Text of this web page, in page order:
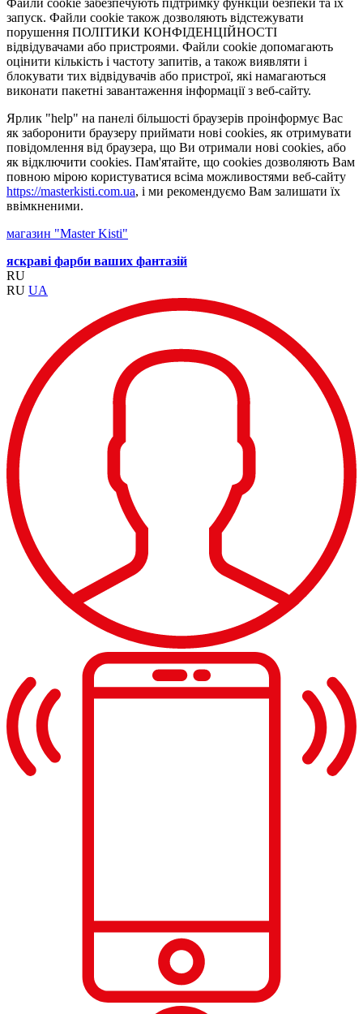
Файли cookie забезпечують підтримку функцій безпеки та їх
запуск. Файли cookie також дозволяють відстежувати
порушення ПОЛІТИКИ КОНФІДЕНЦІЙНОСТІ
відвідувачами або пристроями. Файли cookie допомагають
оцінити кількість і частоту запитів, а також виявляти і
блокувати тих відвідувачів або пристрої, які намагаються
виконати пакетні завантаження інформації з веб-сайту.
Ярлик "help" на панелі більшості браузерів проінформує Вас
як заборонити браузеру приймати нові cookies, як отримувати
повідомлення від браузера, що Ви отримали нові cookies, або
як відключити cookies. Пам'ятайте, що cookies дозволяють Вам
повною мірою користуватися всіма можливостями веб-сайту
https://masterkisti.com.ua, і ми рекомендуємо Вам залишати їх
ввімкненими.
магазин "Master Kisti"
яскраві фарби ваших фантазій
RU
RU UA